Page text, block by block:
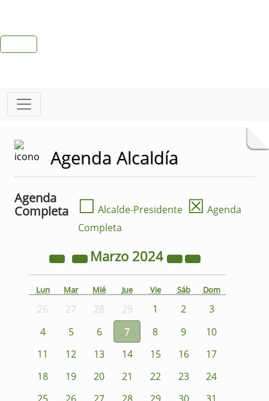
Agenda Alcaldía
Agenda
Completa
☐ Alcalde-Presidente ☒ Agenda
Completa
Marzo 2024
Lun Mar Mié Jue Vie Sáb Dom
26 27 28 29 1 2
3
4
5 6 7 8 9
10
11
12 13 14 15 16
17
18
19 20 21 22 23
24
25
26 27 28 29 30
31